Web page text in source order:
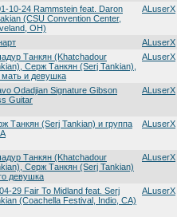
10-24 Rammstein feat. Daron
(CSU Convention Center,
OH)
ALuserX
ALuserX
Танкян (Khatchadour
Серж Танкян (Serj Tankian),
мать и девушка
ALuserX
Odadjian Signature Gibson
Guitar
ALuserX
Танкян (Serj Tankian) и группа
ALuserX
Танкян (Khatchadour
Серж Танкян (Serj Tankian)
девушка
ALuserX
29 Fair To Midland feat. Serj
(Coachella Festival, Indio, CA)
ALuserX